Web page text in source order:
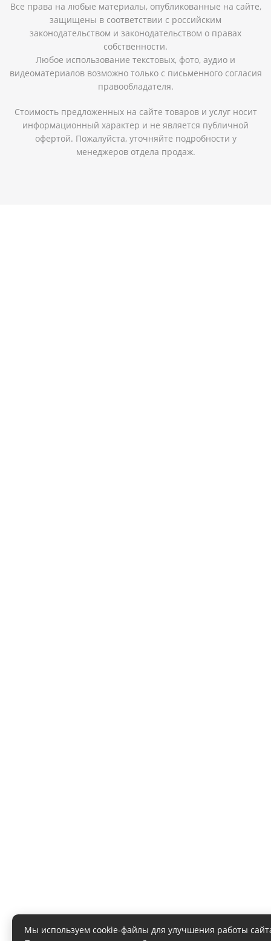
Все права на любые материалы, опубликованные на сайте,
защищены в соответствии с российским
законодательством и законодательством о правах
собственности.
Любое использование текстовых, фото, аудио и
видеоматериалов возможно только с письменного согласия
правообладателя.
Стоимость предложенных на сайте товаров и услуг носит
информационный характер и не является публичной
офертой. Пожалуйста, уточняйте подробности у
менеджеров отдела продаж.
Мы используем cookie-файлы для улучшения работы